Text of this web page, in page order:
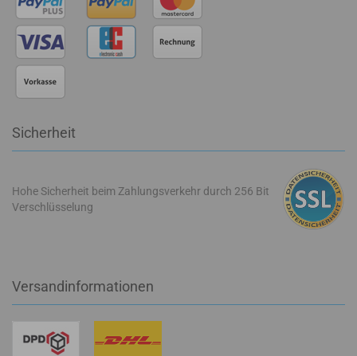
Sicherheit
Hohe Sicherheit beim Zahlungsverkehr durch 256 Bit
Verschlüsselung
Versandinformationen